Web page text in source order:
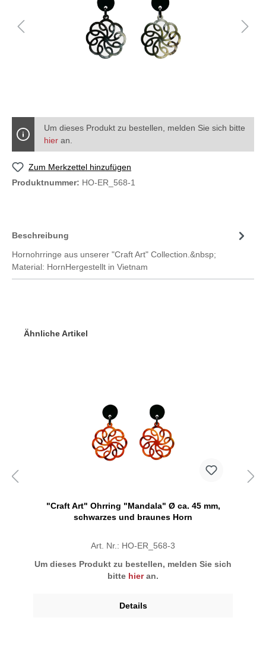
Um dieses Produkt zu bestellen, melden Sie sich bitte
hier an.
Zum Merkzettel hinzufügen
Produktnummer: HO-ER_568-1
Beschreibung
Hornohrringe aus unserer "Craft Art" Collection.&nbsp;
Material: HornHergestellt in Vietnam
Ähnliche Artikel
"Craft Art" Ohrring "Mandala" Ø ca. 45 mm,
schwarzes und braunes Horn
Art. Nr.: HO-ER_568-3
Um dieses Produkt zu bestellen, melden Sie sich
bitte hieran.
Details